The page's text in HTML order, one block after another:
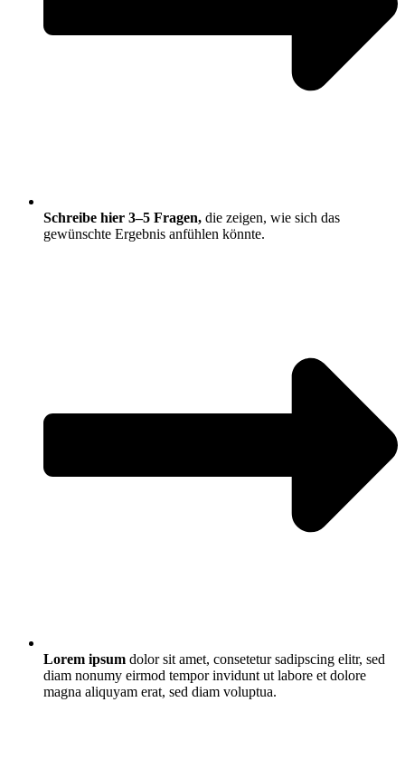
Schreibe hier 3–5 Fragen, die zeigen, wie sich das
gewünschte Ergebnis anfühlen könnte.
Lorem ipsum dolor sit amet, consetetur sadipscing elitr, sed
diam nonumy eirmod tempor invidunt ut labore et dolore
magna aliquyam erat, sed diam voluptua.